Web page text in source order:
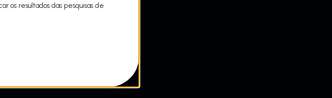
os resultados das pesquisas de